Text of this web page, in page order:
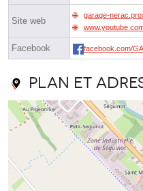
Site web
garage-
Facebook facebook.com/
Plan et